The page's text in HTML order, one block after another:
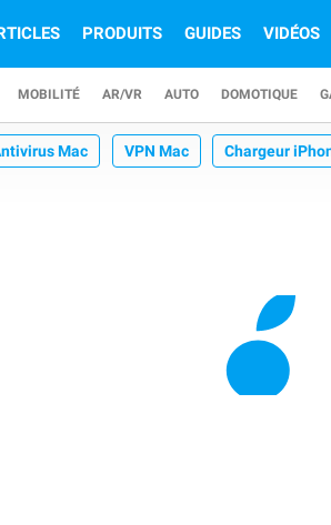
PRODUITS GUIDES VIDÉOS
MOBILITÉ AR/VR AUTO DOMOTIQUE
Mac VPN Mac Chargeur